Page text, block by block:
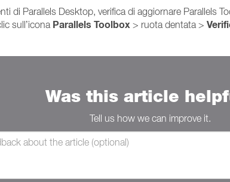
di Parallels Desktop, verifica di aggiornare Parallels
sull’icona Parallels Toolbox > ruota dentata >
Was this article
Tell us how we can improve it.